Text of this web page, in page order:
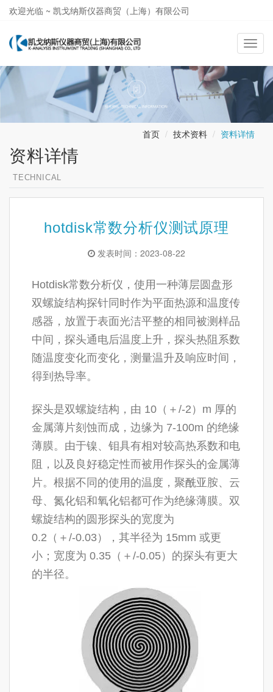
欢迎光临 ~ 凯戈纳斯仪器商贸（上海）有限公司
导
航
切
换
首页 技术资料 资料详情
资料详情
TECHNICAL
hotdisk常数分析仪测试原理
发表时间：2023-08-22
Hotdisk常数分析仪，使用一种薄层圆盘形
双螺旋结构探针同时作为平面热源和温度传
感器，放置于表面光洁平整的相同被测样品
中间，探头通电后温度上升，探头热阻系数
随温度变化而变化，测量温升及响应时间，
得到热导率。
探头是双螺旋结构，由 10（＋/-2）m 厚的
金属薄片刻蚀而成，边缘为 7-100m 的绝缘
薄膜。由于镍、钼具有相对较高热系数和电
阻，以及良好稳定性而被用作探头的金属薄
片。根据不同的使用的温度，聚酰亚胺、云
母、氮化铝和氧化铝都可作为绝缘薄膜。双
螺旋结构的圆形探头的宽度为
0.2（＋/-0.03），其半径为 15mm 或更
小；宽度为 0.35（＋/-0.05）的探头有更大
的半径。